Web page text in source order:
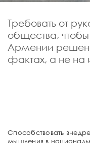
Требовать от
общества,
Армении
фактах, а не на
Способствовать
мышления в